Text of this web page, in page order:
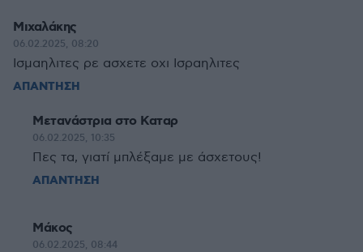
Μιχαλάκης
06.02.2025, 08:20
Ισμαηλιτες ρε ασχετε οχι Ισραηλιτες
ΑΠΑΝΤΗΣΗ
Μετανάστρια στο Καταρ
06.02.2025, 10:35
Πες τα, γιατί μπλέξαμε με άσχετους!
ΑΠΑΝΤΗΣΗ
Μάκος
06.02.2025, 08:44